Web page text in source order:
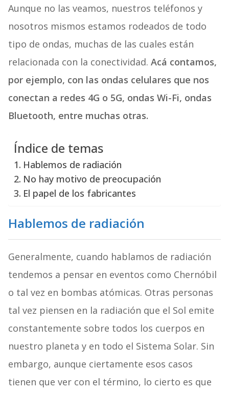
Aunque no las veamos, nuestros teléfonos y
nosotros mismos estamos rodeados de todo
tipo de ondas, muchas de las cuales están
relacionada con la conectividad. Acá contamos,
por ejemplo, con las ondas celulares que nos
conectan a redes 4G o 5G, ondas Wi-Fi, ondas
Bluetooth, entre muchas otras.
Índice de temas
Hablemos de radiación
No hay motivo de preocupación
El papel de los fabricantes
Hablemos de radiación
Generalmente, cuando hablamos de radiación
tendemos a pensar en eventos como Chernóbil
o tal vez en bombas atómicas. Otras personas
tal vez piensen en la radiación que el Sol emite
constantemente sobre todos los cuerpos en
nuestro planeta y en todo el Sistema Solar. Sin
embargo, aunque ciertamente esos casos
tienen que ver con el término, lo cierto es que